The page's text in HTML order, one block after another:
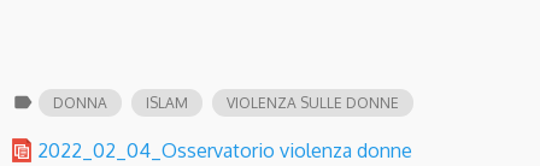
label DONNA ISLAM VIOLENZA SULLE DONNE
2022_02_04_Osservatorio violenza donne